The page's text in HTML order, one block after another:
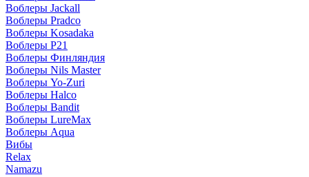
Воблеры Jackall
Воблеры Pradco
Воблеры Kosadaka
Воблеры P21
Воблеры Финляндия
Воблеры Nils Master
Воблеры Yo-Zuri
Воблеры Halco
Воблеры Bandit
Воблеры LureMax
Воблеры Aqua
Вибы
Relax
Namazu